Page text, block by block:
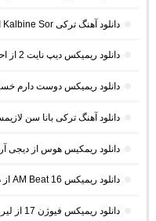
دانلود آهنگ ترکی Kalbine Sor از Bahadır Macit و Tunahan Sakar
دانلود ریمیکس دیپ نایت 2 از احسان رمزی (ریمیکس طولانی غمگین)
دانلود ریمیکس دوست دارم
دانلود آهنگ ترکی بانا سن
دانلود ریمکیس هوس از دیجی
دانلود ریمیکس AM Beat 16 از دیجی AMB (پادکست طولانی شنیدنی)
دانلود ریمیکس فیوژن 17 از لیروی بیتز